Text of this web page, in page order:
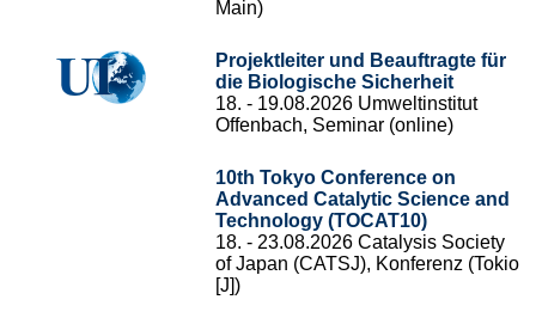
Main)
Projektleiter und Beauftragte für
die Biologische Sicherheit
18. - 19.08.2026 Umweltinstitut
Offenbach, Seminar (online)
10th Tokyo Conference on
Advanced Catalytic Science and
Technology (TOCAT10)
18. - 23.08.2026 Catalysis Society
of Japan (CATSJ), Konferenz (Tokio
[J])